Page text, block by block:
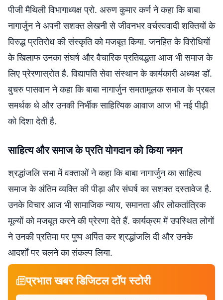
पीजी मैथिली विभागाध्यक्ष प्रो. अरुण कुमार कर्ण ने कहा कि बाबा
नागार्जुन ने अपनी सशक्त लेखनी से जीवनभर वर्चस्ववादी शक्तियों के
विरुद्ध प्रतिरोध की संस्कृति को मजबूत किया. जनहित के विरोधियों
के खिलाफ उनका संघर्ष और वैचारिक प्रतिबद्धता आज भी समाज के
लिए प्रेरणास्रोत है. विद्यापति सेवा संस्थान के कार्यकारी अध्यक्ष डॉ.
बुचरु पासवान ने कहा कि बाबा नागार्जुन समतामूलक समाज के प्रबल
समर्थक थे और उनकी निर्भीक साहित्यिक आवाज आज भी नई पीढ़ी
को दिशा देती है.
साहित्य और समाज के प्रति योगदान को किया नमन
श्रद्धांजलि सभा में वक्ताओं ने कहा कि बाबा नागार्जुन का साहित्य
समाज के अंतिम व्यक्ति की पीड़ा और संघर्ष का सशक्त दस्तावेज है.
उनके विचार आज भी सामाजिक न्याय, समानता और लोकतांत्रिक
मूल्यों को मजबूत करने की प्रेरणा देते हैं. कार्यक्रम में उपस्थित लोगों
ने उनकी प्रतिमा पर पुष्प अर्पित कर श्रद्धांजलि दी और उनके
आदर्शों पर चलने का संकल्प लिया.
प्रभात खबर डिजिटल टॉप स्टोरी